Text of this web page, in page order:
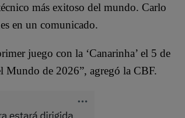
más exitoso del mundo. Carlo
en un comunicado.
juego con la ‘Canarinha’ el 5 de
Mundo de 2026”, agregó la CBF.